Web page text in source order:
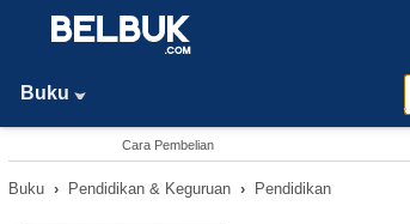
Buku
Cara Pembelian
Buku › Pendidikan & Keguruan › Pendidikan